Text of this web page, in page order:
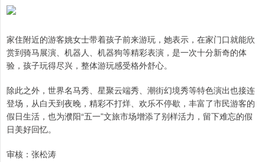
家住附近的游客姚女士带着孩子前来游玩，她表示，在家门口就能欣
赏到骑马展演、机器人、机器狗等精彩表演，是一次十分新奇的体
验，孩子玩得尽兴，整体游玩感受格外舒心。
除此之外，世界名马秀、星聚云端秀、潮街幻境秀等特色演出也接连
登场，从白天到夜晚，精彩不打烊、欢乐不停歇，丰富了市民游客的
假日生活，也为濮阳“五一”文旅市场增添了别样活力，留下难忘的假
日美好回忆。
审核：张松涛